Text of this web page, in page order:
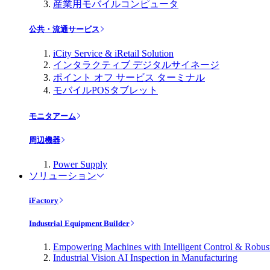
産業用モバイルコンピュータ
公共・流通サービス
iCity Service & iRetail Solution
インタラクティブ デジタルサイネージ
ポイント オフ サービス ターミナル
モバイルPOSタブレット
モニタアーム
周辺機器
Power Supply
ソリューション
iFactory
Industrial Equipment Builder
Empowering Machines with Intelligent Control &
Industrial Vision AI Inspection in Manufacturing